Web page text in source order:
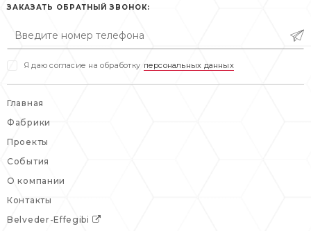
сб: выходной
ЗАКАЗАТЬ ОБРАТНЫЙ ЗВОНОК:
Я даю согласие на обработку персональных данных
Главная
Фабрики
Проекты
События
О компании
Контакты
Belveder-Effegibi